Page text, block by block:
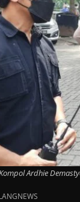
Ardhie